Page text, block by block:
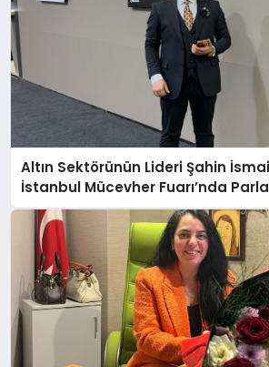
Altın Sektörünün Lideri Şahin
İstanbul Mücevher Fuarı’nda